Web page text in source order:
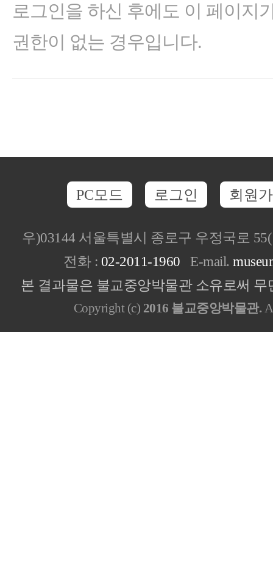
로그인을 하신 후에도 이 페이지
권한이 없는 경우입니다.
PC모드 로그인 회원
우)03144 서울특별시 종로구 우정국로
전화 : 02-2011-1960 E-mail.
본 결과물은 불교중앙박물관 소유로써
Copyright (c) 2016 불교중앙박물관.